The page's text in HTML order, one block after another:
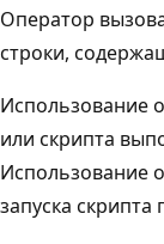
Оператор
строки,
Использование
или скрипта
Использование
запуска